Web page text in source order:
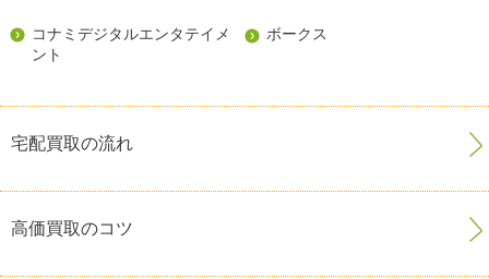
コナミデジタルエンタテイメ
ント
ボークス
宅配買取の流れ
高価買取のコツ